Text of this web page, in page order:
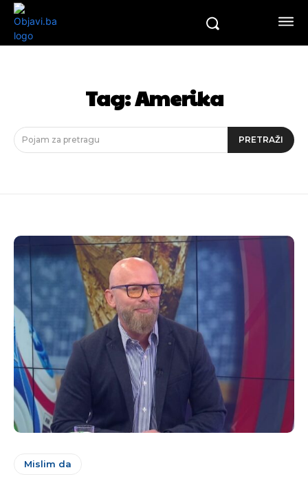
Tag:Amerika
Pojam za pretragu PRETRAŽI
Mislim da